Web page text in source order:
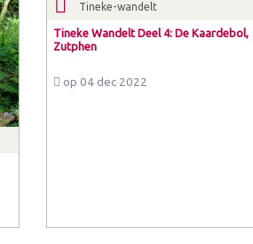
Tineke-wandelt
Tineke Wandelt Deel 4: De Kaardebol,
Zutphen
op 04 dec 2022